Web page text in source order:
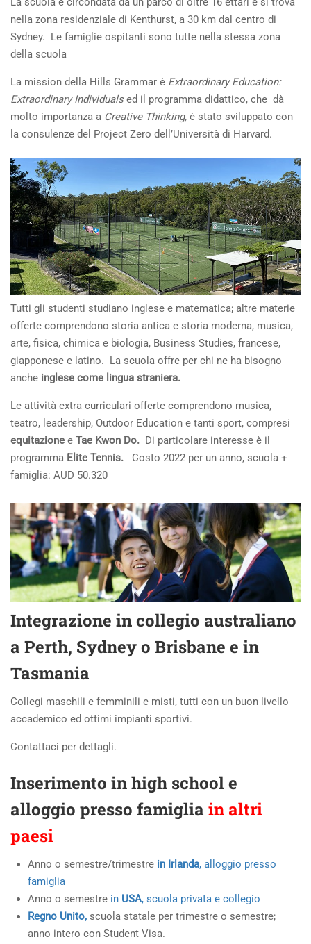
nella zona residenziale di Kenthurst, a 30 km dal centro di
Sydney. Le famiglie ospitanti sono tutte nella stessa zona
della scuola
La mission della Hills Grammar è Extraordinary Education:
Extraordinary Individualsed il programma didattico, che dà
molto importanza a Creative Thinking, è stato sviluppato con
la consulenze del Project Zero dell’Università di Harvard.
Tutti gli studenti studiano inglese e matematica; altre materie
offerte comprendono storia antica e storia moderna, musica,
arte, fisica, chimica e biologia, Business Studies, francese,
giapponese e latino. La scuola offre per chi ne ha bisogno
anche inglese come lingua straniera.
Le attività extra curriculari offerte comprendono musica,
teatro, leadership, Outdoor Education e tanti sport, compresi
equitazione e Tae Kwon Do. Di particolare interesse è il
programma Elite Tennis. Costo 2022 per un anno, scuola +
famiglia: AUD 50.320
Integrazione in collegio australiano
a Perth, Sydney o Brisbane e in
Tasmania
Collegi maschili e femminili e misti, tutti con un buon livello
accademico ed ottimi impianti sportivi.
Contattaci per dettagli.
Inserimento in high school e
alloggio presso famiglia in altri
paesi
Anno o semestre/trimestre in Irlanda, alloggio presso
famiglia
Anno o semestre in USA, scuola privata e collegio
Regno Unito, scuola statale per trimestre o semestre;
anno intero con Student Visa.